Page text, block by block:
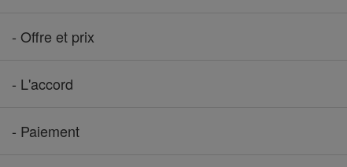
- Offre et prix
- L'accord
- Paiement